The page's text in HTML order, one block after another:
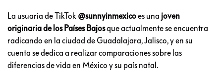
La usuaria de TikTok @sunnyinmexicoes una joven
originaria de los Países Bajosque actualmente se encuentra
radicando en la ciudad de Guadalajara, Jalisco, y en su
cuenta se dedica a realizar comparaciones sobre las
diferencias de vida en México y su país natal.